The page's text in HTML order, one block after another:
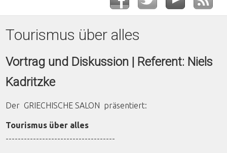
Tourismus über alles
Vortrag und Diskussion | Referent: Niels
Kadritzke
Der GRIECHISCHE SALON präsentiert:
Tourismus über alles
------------------------------------